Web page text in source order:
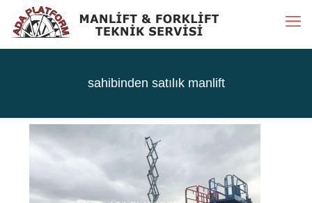
sahibinden satılık manlift